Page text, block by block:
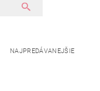
NAJPREDÁVANEJŠIE